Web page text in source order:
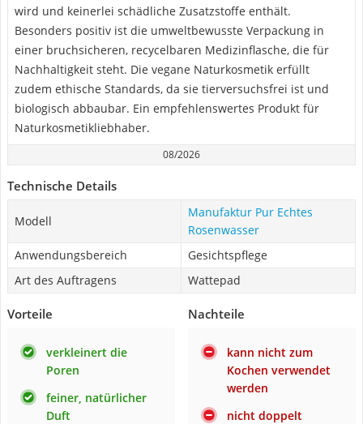
wird und keinerlei schädliche Zusatzstoffe enthält.
Besonders positiv ist die umweltbewusste Verpackung in
einer bruchsicheren, recycelbaren Medizinflasche, die für
Nachhaltigkeit steht. Die vegane Naturkosmetik erfüllt
zudem ethische Standards, da sie tierversuchsfrei ist und
biologisch abbaubar. Ein empfehlenswertes Produkt für
Naturkosmetikliebhaber.
08/2026
Technische Details
Modell
Manufaktur Pur Echtes
Rosenwasser
Anwendungsbereich
Gesichtspflege
Art des Auftragens
Wattepad
Vorteile
verkleinert die
Poren
feiner, natürlicher
Duft
Nachteile
kann nicht zum
Kochen verwendet
werden
nicht doppelt